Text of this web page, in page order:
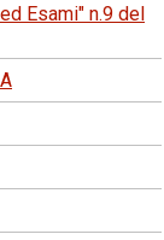
Esami" n.9 del